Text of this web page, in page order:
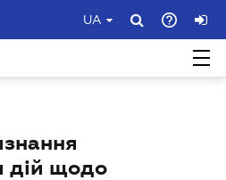
UA
дій щодо